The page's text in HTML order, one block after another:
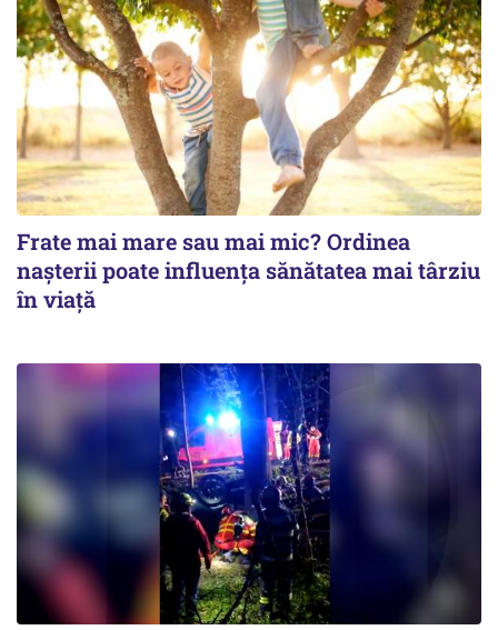
Frate mai mare sau mai mic? Ordinea
nașterii poate influența sănătatea mai târziu
în viață